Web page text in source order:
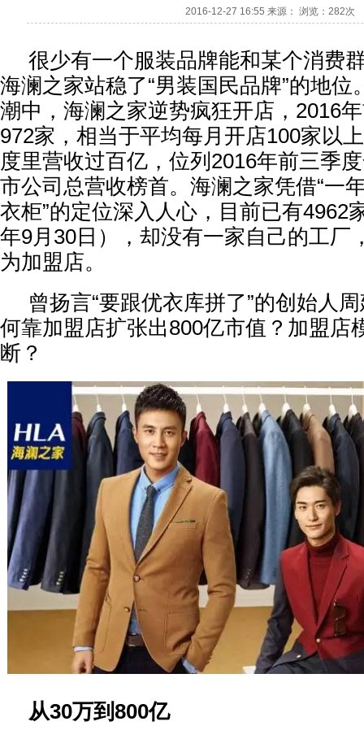
2016-12-27 16:55 来源： 浏览： 282次
很少有一个服装品牌能和某个消费
海澜之家站稳了“男装国民品牌”的地
潮中，海澜之家逆势疯狂开店，2016
972家，相当于平均每月开店100家以
度里营收过百亿，位列2016年前三季
市公司总营收榜首。海澜之家凭借“一
衣柜”的定位深入人心，目前已有4962
年9月30日），却没有一家自己的工厂
为加盟店。
曾扬言“要跟优衣库拼了”的创始人
何靠加盟店扩张出800亿市值？加盟店
断？
从30万到800亿